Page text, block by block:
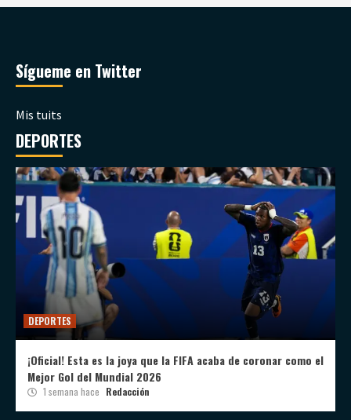
Sígueme en Twitter
Mis tuits
DEPORTES
DEPORTES
¡Oficial! Esta es la joya que la FIFA acaba de coronar como el
Mejor Gol del Mundial 2026
1 semana hace Redacción